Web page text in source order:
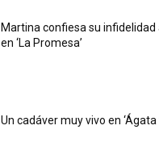
Martina confiesa su infidelidad
en ‘La Promesa’
Un cadáver muy vivo en ‘Ágata